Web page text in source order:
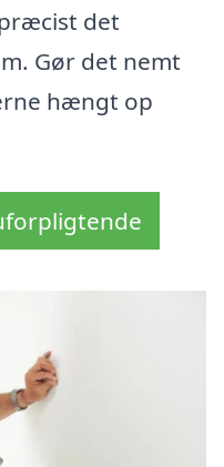
det
Gør det nemt
hængt op